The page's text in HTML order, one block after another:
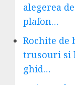
alegerea
plafon…
Rochite de
trusouri si
ghid…